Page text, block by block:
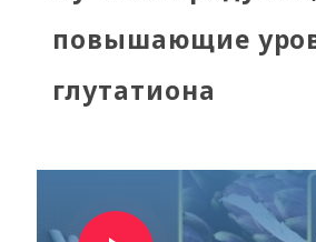
повышающие
глутатиона